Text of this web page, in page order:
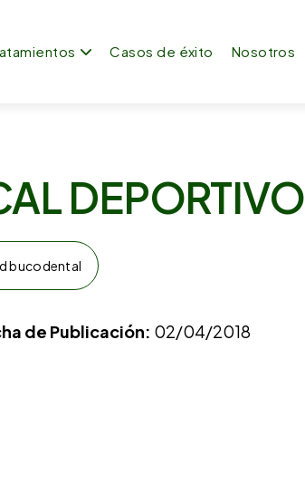
Casos de éxito Nosotros
DEPORTIVO
bucodental
de Publicación: 02/04/2018